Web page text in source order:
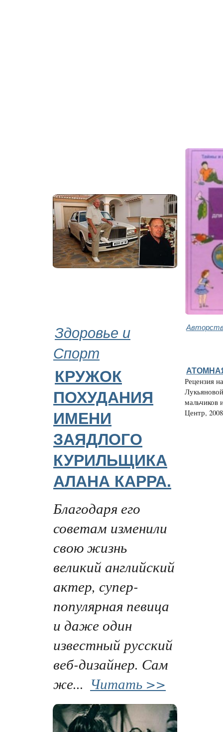
Здоровье и
Спорт
КРУЖОК
ПОХУДАНИЯ
ИМЕНИ
ЗАЯДЛОГО
КУРИЛЬЩИКА
АЛАНА КАРРА.
Благодаря его
советам изменили
свою жизнь
великий английский
актер, супер-
популярная певица
и даже один
известный русский
веб-дизайнер. Сам
же... Читать >>
Рецензия
мальчиков
Центр,